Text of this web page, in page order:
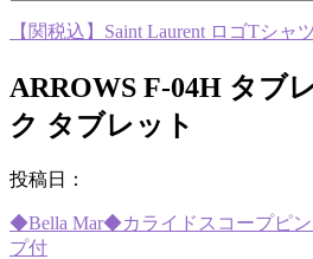
【関税込】Saint Laurent ロゴTシャ
ARROWS F-04H タ
ク タブレット
投稿日：
◆Bella Mar◆カライドスコープピン
プ付